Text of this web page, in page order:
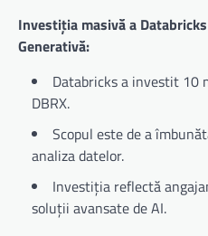
Investiția masivă a
Generativă:
Databricks a investit 10
DBRX.
Scopul este de a
analiza datelor.
Investiția reflectă
soluții avansate de AI.